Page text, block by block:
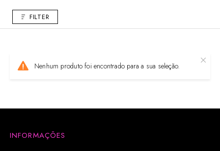
FILTER
Nenhum produto foi encontrado para a sua seleção.
INFORMAÇÕES